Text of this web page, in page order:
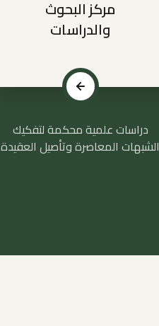
مركز البحوث
والدراسات
دراسات علمية محكمة لتفكيك
الشبهات المعاصرة وتأصيل العقيدة